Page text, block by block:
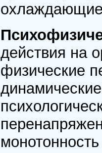
охлаждающие
действия на
физические